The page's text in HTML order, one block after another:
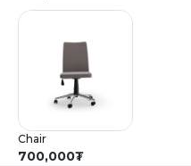
Chair
700,000₮